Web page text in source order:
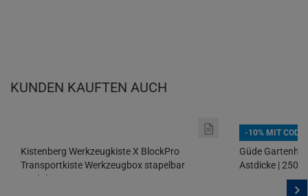
KUNDEN KAUFTEN AUCH
Kistenberg Werkzeugkiste X BlockPro
Transportkiste Werkzeugbox stapelbar
Modular
-10% MIT CODE:
Güde
Astdicke | 2500